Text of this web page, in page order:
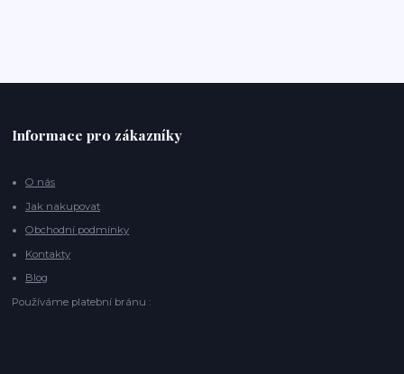
Informace pro zákazníky
O nás
Jak nakupovat
Obchodní podmínky
Kontakty
Blog
Používáme platební bránu :